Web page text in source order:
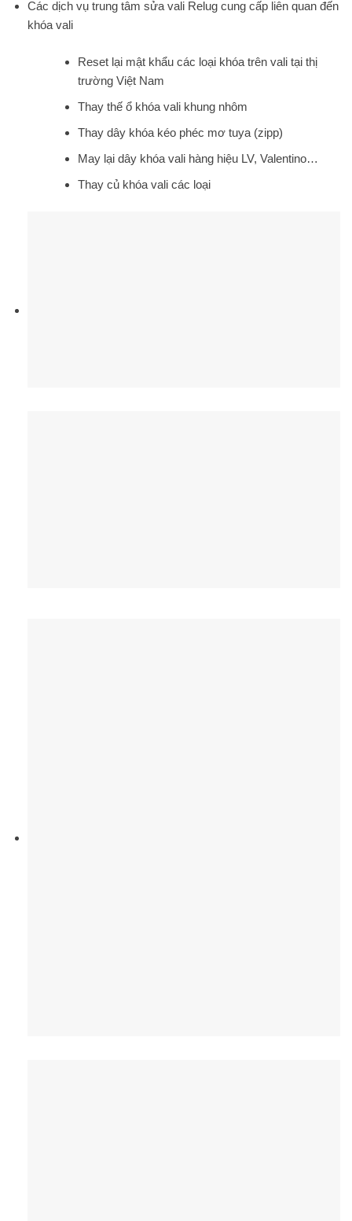
Các dịch vụ trung tâm sửa vali Relug cung cấp liên quan đến
khóa vali
Reset lại mật khẩu các loại khóa trên vali tại thị
trường Việt Nam
Thay thế ổ khóa vali khung nhôm
Thay dây khóa kéo phéc mơ tuya (zipp)
May lại dây khóa vali hàng hiệu LV, Valentino…
Thay củ khóa vali các loại